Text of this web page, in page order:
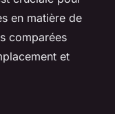
en matière de
comparées
et